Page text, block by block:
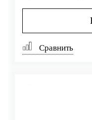
Сравнить